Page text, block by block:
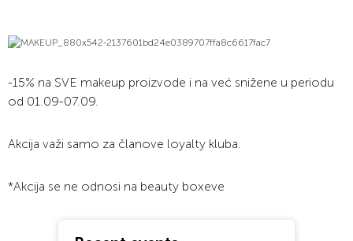
-15% na SVE makeup proizvode i na već snižene u periodu
od 01.09-07.09.
Akcija važi samo za članove loyalty kluba.
*Akcija se ne odnosi na beauty boxeve